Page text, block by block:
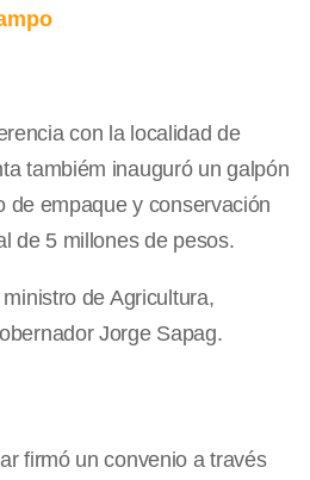
con la localidad de
tambiém inauguró un galpón
de empaque y conservación
de 5 millones de pesos.
de Agricultura,
Jorge Sapag.
firmó un convenio a través